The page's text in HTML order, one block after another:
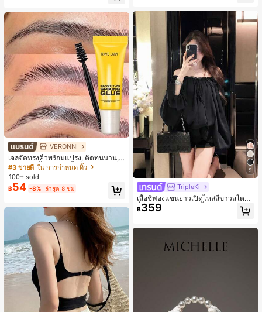
VERONNI
เจลจัดทรงคิ้วพร้อมแปรง, ติดทนนาน, เ
จลจัดทรงคิ้ว 3D, กันน้ำและกันเหงื่อ, เห
มาะสำหรับทุกประเภทผิว, เจลคิ้วใสติด
ทนนาน, สร้างรูปทรงคิ้วธรรมชาติ
#3 ขายดี ใน การกำหนด คิ้ว
100+ sold
฿54 -8% ล่าสุด 8 ชม
หญิงและเด็กผู้หญิง เหมาะสำหรับฤดูใบ
ไม้ร่วงและฤดูหนาว
5
TripleKi
เสื้อชีฟองแขนยาวเปิดไหล่สีขาวสไตล์ฝ
รั่งเศสสำหรับผู้หญิง, เสื้อฤดูร้อนหรูหราเ
รียบง่ายเซ็กซี่สวยงามมีเอกลักษณ์สีดำ
฿359